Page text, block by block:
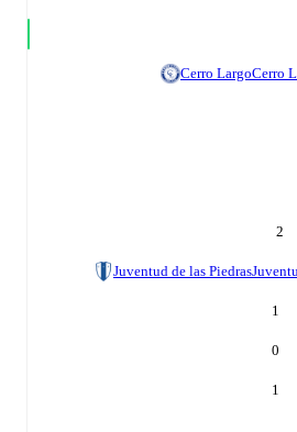
Cerro LargoCerro
2
Juventud de las Piedras
1
0
1